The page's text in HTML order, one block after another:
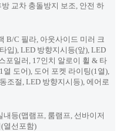
교차 충돌방지 보조, 안전 하
B/C 필라, 아웃사이드 미러 크
입), LED 방향지시등(앞), LED
포일러, 17인치 알로이 휠 & 타
도어), 도어 포켓 라이팅(1열),
조절, LED 방향지시등), 에어로
등(맵램프, 룸램프, 선바이저
열선포함)